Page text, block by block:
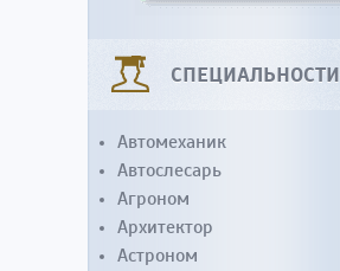
СПЕЦИАЛЬНОСТИ
Автомеханик
Автослесарь
Агроном
Архитектор
Астроном